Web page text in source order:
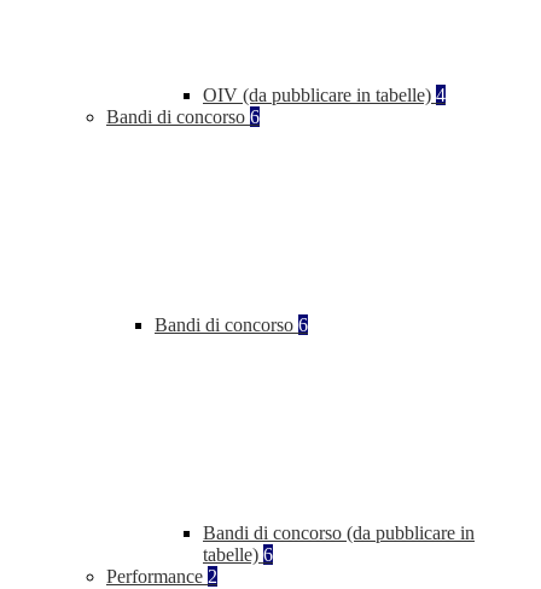
OIV (da pubblicare in tabelle) 4
Bandi di concorso 6
Bandi di concorso 6
Bandi di concorso (da pubblicare in
tabelle) 6
Performance 2